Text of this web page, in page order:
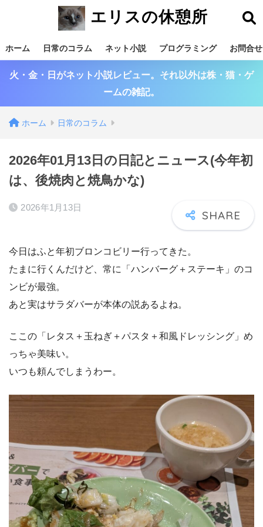
エリスの休憩所
ホーム 日常のコラム ネット小説 プログラミング お問合せ
火・金・日がネット小説レビュー。それ以外は株・猫・ゲ
ームの雑記。
ホーム 日常のコラム
2026年01月13日の日記とニュース(今年初
は、後焼肉と焼鳥かな)
2026年1月13日
今日はふと年初ブロンコビリー行ってきた。
たまに行くんだけど、常に「ハンバーグ＋ステーキ」のコ
ンビが最強。
あと実はサラダバーが本体の説あるよね。
ここの「レタス＋玉ねぎ＋パスタ＋和風ドレッシング」め
っちゃ美味い。
いつも頼んでしまうわー。